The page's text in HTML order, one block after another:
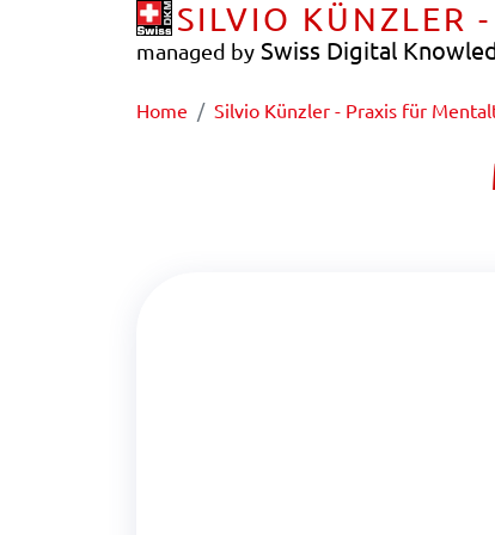
SILVIO KÜNZLER
managed by Swiss Digital
Home Silvio Künzler - Praxis für